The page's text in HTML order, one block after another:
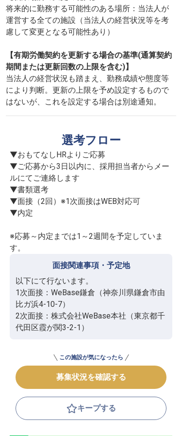
将来的に勤務する可能性のある場所：当法人が
運営する全ての施設（当法人の経営状況等を考
慮して変更となる可能性あり）
【有期労働契約を更新する場合の基準(通算契約
期間または更新回数の上限を含む)】
当法人の経営状況も踏まえ、勤務成績や態度等
により判断。更新の上限を予め設定するもので
はないが、これを設定する場合は別途通知。
選考フロー
▼おもてなしHRよりご応募
▼ご応募から3日以内に、採用担当者からメー
ルにてご連絡します
▼書類選考
▼面接（2回）※1次面接はWEB対応可
▼内定
※応募～内定までは1～2週間を予定していま
す。
面接関連事項・予定地
以下にて行ないます。
1次面接：WeBase鎌倉（神奈川県鎌倉市由
比ガ浜4-10-7）
2次面接：株式会社WeBase本社（東京都千
代田区霞が関3-2-1）
この施設が気になったら
募集状況を確認する
キープする